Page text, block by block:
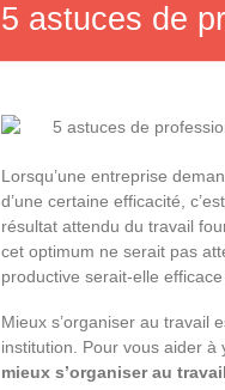
5 astuces de
Lorsqu’une entreprise
d’une certaine efficacité,
résultat attendu du travail
cet optimum ne serait pas
productive serait-elle
Mieux s’organiser au travail
institution. Pour vous aider
mieux s’organiser au travail